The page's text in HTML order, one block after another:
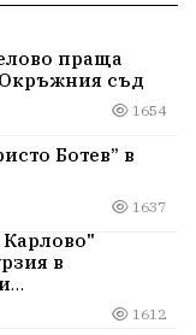
праща
съд
1654
Ботев” в
1637
в
1612